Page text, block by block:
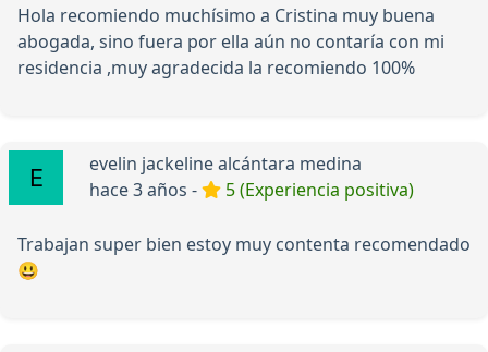
Hola recomiendo muchísimo a Cristina muy buena
abogada, sino fuera por ella aún no contaría con mi
residencia ,muy agradecida la recomiendo 100%
evelin jackeline alcántara medina
hace 3 años -
5 (Experiencia positiva)
Trabajan super bien estoy muy contenta recomendado
😃